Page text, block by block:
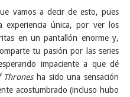
vamos a decir de esto, pues
única, por ver los
en un pantallón enorme y,
tu pasión por las series
impaciente a que dé
Thronesha sido una sensación
acostumbrado (incluso hubo